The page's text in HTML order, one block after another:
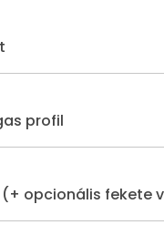
profil
opcionális fekete